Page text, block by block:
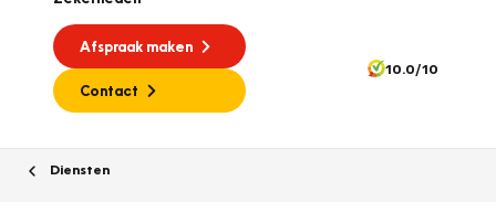
Afspraak maken
Contact
10.0/10
Diensten